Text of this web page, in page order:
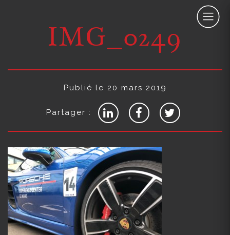
IMG_0249
Publié le 20 mars 2019
Partager :